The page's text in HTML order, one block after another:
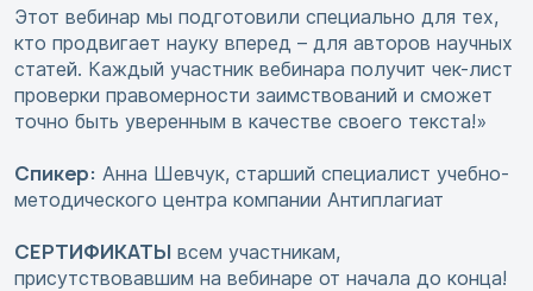
Этот вебинар мы подготовили специально для тех,
кто продвигает науку вперед – для авторов научных
статей. Каждый участник вебинара получит чек-лист
проверки правомерности заимствований и сможет
точно быть уверенным в качестве своего текста!»
Спикер: Анна Шевчук, старший специалист учебно-
методического центра компании Антиплагиат
СЕРТИФИКАТЫ всем участникам,
присутствовавшим на вебинаре от начала до конца!